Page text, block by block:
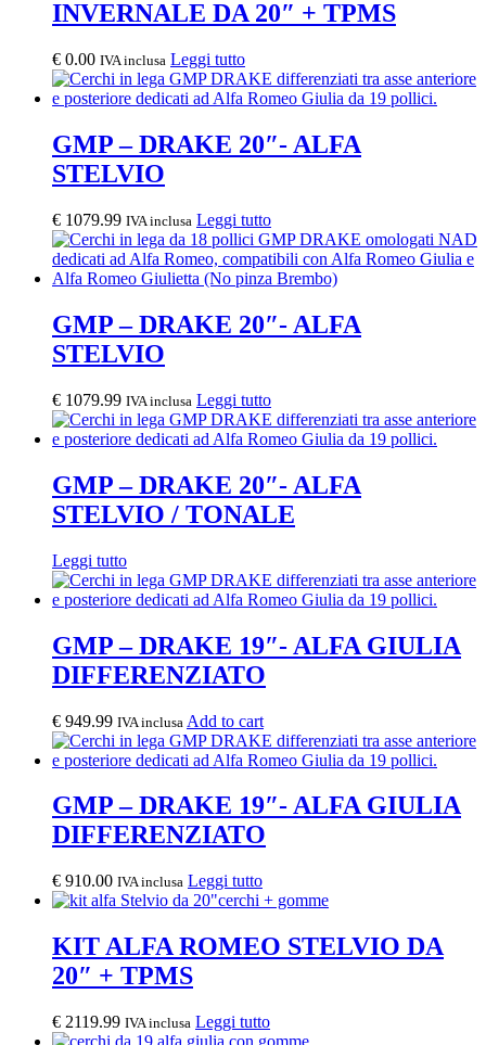
INVERNALE DA 20″ + TPMS
€ 0.00 IVA inclusa Leggi tutto
GMP – DRAKE 20″- ALFA
STELVIO
€ 1079.99 IVA inclusa Leggi tutto
GMP – DRAKE 20″- ALFA
STELVIO
€ 1079.99 IVA inclusa Leggi tutto
GMP – DRAKE 20″- ALFA
STELVIO / TONALE
Leggi tutto
GMP – DRAKE 19″- ALFA GIULIA
DIFFERENZIATO
€ 949.99 IVA inclusa Add to cart
GMP – DRAKE 19″- ALFA GIULIA
DIFFERENZIATO
€ 910.00 IVA inclusa Leggi tutto
KIT ALFA ROMEO STELVIO DA
20″ + TPMS
€ 2119.99 IVA inclusa Leggi tutto